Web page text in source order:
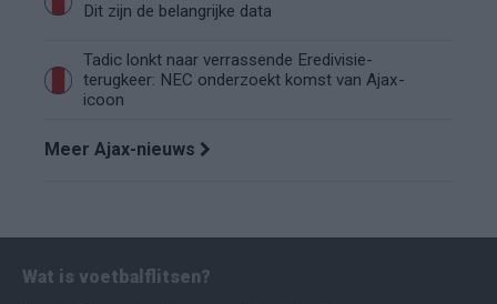
Dit zijn de belangrijke data
Tadic lonkt naar verrassende Eredivisie-
terugkeer: NEC onderzoekt komst van Ajax-
icoon
Meer Ajax-nieuws
Wat is voetbalflitsen?